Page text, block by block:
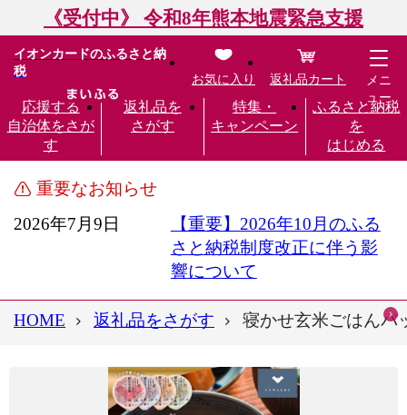
《受付中》 令和8年熊本地震緊急支援
イオンカードのふるさと納
税
応援する
自治体をさが
す
返礼品を
さがす
特集・
キャンペーン
ふるさと納税
を
はじめる
お気に入り 返礼品カート
メニ
ュー
重要なお知らせ
2026年7月9日
【重要】2026年10月のふる
さと納税制度改正に伴う影
響について
HOME 返礼品をさがす 寝かせ玄米ごはんパ